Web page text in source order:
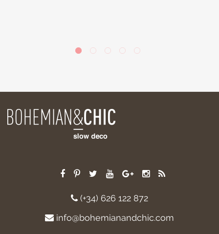
(+34) 626 122 872
info@bohemianandchic.com